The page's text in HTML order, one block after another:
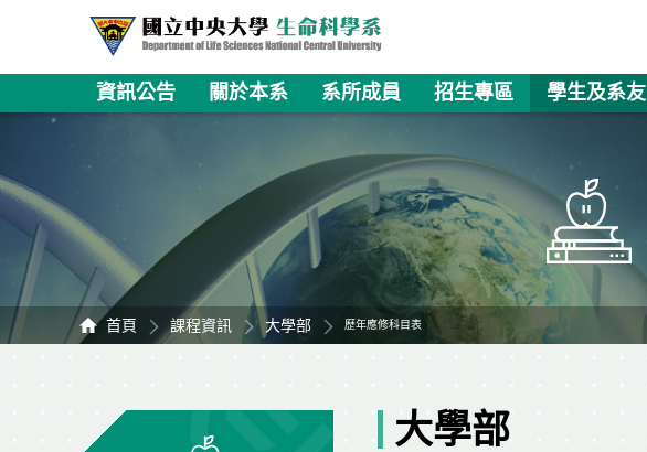
資訊公告 關於本系 系所成員 招生專區 學生及系友
首頁 課程資訊 大學部 歷年應修科目表
大學部